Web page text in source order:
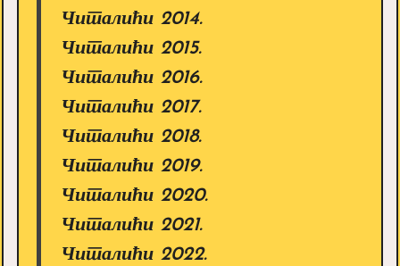
Читалићи 2014.
Читалићи 2015.
Читалићи 2016.
Читалићи 2017.
Читалићи 2018.
Читалићи 2019.
Читалићи 2020.
Читалићи 2021.
Читалићи 2022.